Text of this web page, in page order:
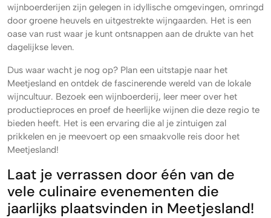
wijnboerderijen zijn gelegen in idyllische omgevingen, omringd
door groene heuvels en uitgestrekte wijngaarden. Het is een
oase van rust waar je kunt ontsnappen aan de drukte van het
dagelijkse leven.
Dus waar wacht je nog op? Plan een uitstapje naar het
Meetjesland en ontdek de fascinerende wereld van de lokale
wijncultuur. Bezoek een wijnboerderij, leer meer over het
productieproces en proef de heerlijke wijnen die deze regio te
bieden heeft. Het is een ervaring die al je zintuigen zal
prikkelen en je meevoert op een smaakvolle reis door het
Meetjesland!
Laat je verrassen door één van de
vele culinaire evenementen die
jaarlijks plaatsvinden in Meetjesland!